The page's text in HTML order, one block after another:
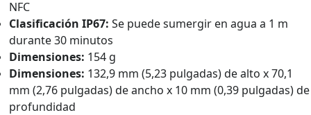
NFC
Clasificación IP67: Se puede sumergir en agua a 1 m
durante 30 minutos
Dimensiones: 154 g
Dimensiones: 132,9 mm (5,23 pulgadas) de alto x 70,1
mm (2,76 pulgadas) de ancho x 10 mm (0,39 pulgadas) de
profundidad